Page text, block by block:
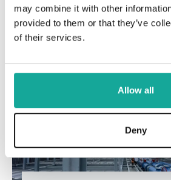
may combine it with other
provided to them or that they’ve
of their services.
Allow all
Deny
Bekijk ook onze